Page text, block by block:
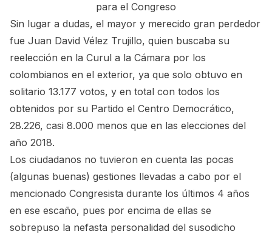
para el Congreso
Sin lugar a dudas, el mayor y merecido gran perdedor
fue Juan David Vélez Trujillo, quien buscaba su
reelección en la Curul a la Cámara por los
colombianos en el exterior, ya que solo obtuvo en
solitario 13.177 votos, y en total con todos los
obtenidos por su Partido el Centro Democrático,
28.226, casi 8.000 menos que en las elecciones del
año 2018.
Los ciudadanos no tuvieron en cuenta las pocas
(algunas buenas) gestiones llevadas a cabo por el
mencionado Congresista durante los últimos 4 años
en ese escaño, pues por encima de ellas se
sobrepuso la nefasta personalidad del susodicho